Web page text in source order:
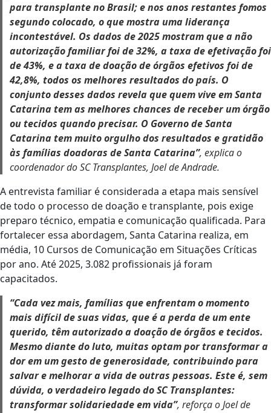
para transplante no Brasil; e nos anos restantes fomos
segundo colocado, o que mostra uma liderança
incontestável. Os dados de 2025 mostram que a não
autorização familiar foi de 32%, a taxa de efetivação foi
de 43%, e a taxa de doação de órgãos efetivos foi de
42,8%, todos os melhores resultados do país. O
conjunto desses dados revela que quem vive em Santa
Catarina tem as melhores chances de receber um órgão
ou tecidos quando precisar. O Governo de Santa
Catarina tem muito orgulho dos resultados e gratidão
às famílias doadoras de Santa Catarina”, explica o
coordenador do SC Transplantes, Joel de Andrade.
A entrevista familiar é considerada a etapa mais sensível
de todo o processo de doação e transplante, pois exige
preparo técnico, empatia e comunicação qualificada. Para
fortalecer essa abordagem, Santa Catarina realiza, em
média, 10 Cursos de Comunicação em Situações Críticas
por ano. Até 2025, 3.082 profissionais já foram
capacitados.
“Cada vez mais, famílias que enfrentam o momento
mais difícil de suas vidas, que é a perda de um ente
querido, têm autorizado a doação de órgãos e tecidos.
Mesmo diante do luto, muitas optam por transformar a
dor em um gesto de generosidade, contribuindo para
salvar e melhorar a vida de outras pessoas. Este é, sem
dúvida, o verdadeiro legado do SC Transplantes:
transformar solidariedade em vida”, reforça o Joel de